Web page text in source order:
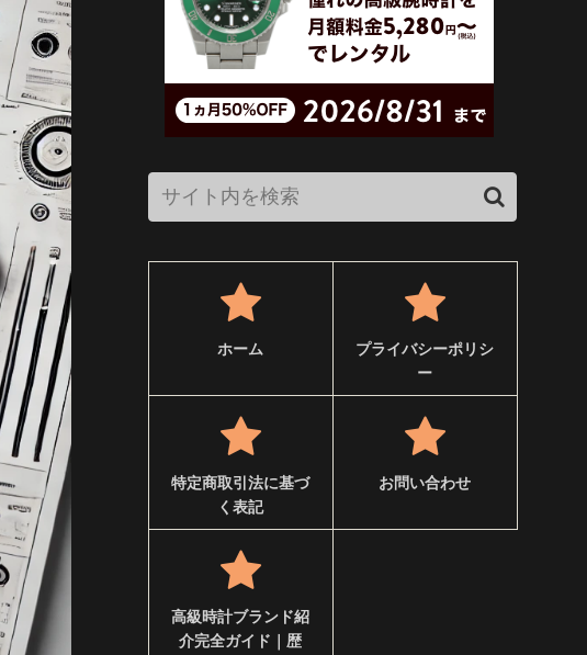
ホーム
プライバシーポリシ
ー
特定商取引法に基づ
く表記
お問い合わせ
高級時計ブランド紹
介完全ガイド｜歴